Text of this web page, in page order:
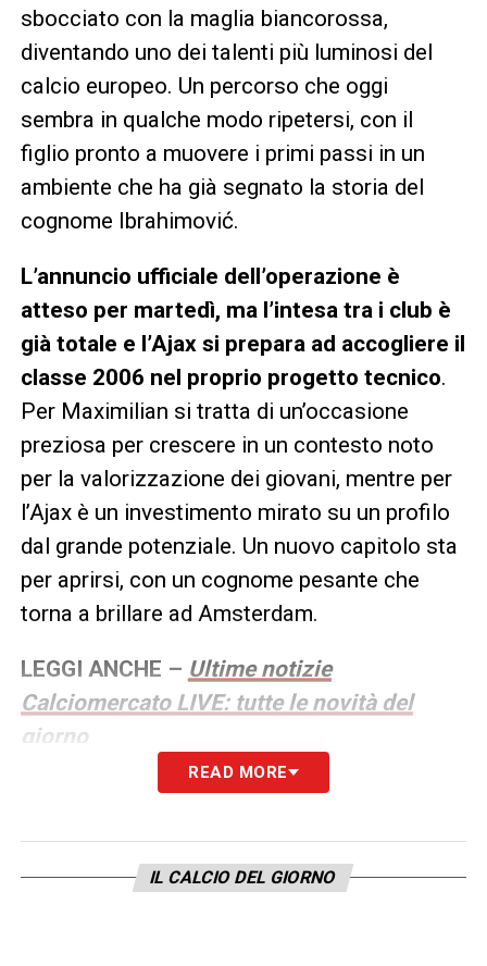
sbocciato con la maglia biancorossa,
diventando uno dei talenti più luminosi del
calcio europeo. Un percorso che oggi
sembra in qualche modo ripetersi, con il
figlio pronto a muovere i primi passi in un
ambiente che ha già segnato la storia del
cognome Ibrahimović.
L’annuncio ufficiale dell’operazione è
atteso per martedì, ma l’intesa tra i club è
già totale e l’Ajax si prepara ad accogliere il
classe 2006 nel proprio progetto tecnico.
Per Maximilian si tratta di un’occasione
preziosa per crescere in un contesto noto
per la valorizzazione dei giovani, mentre per
l’Ajax è un investimento mirato su un profilo
dal grande potenziale. Un nuovo capitolo sta
per aprirsi, con un cognome pesante che
torna a brillare ad Amsterdam.
LEGGI ANCHE – Ultime notizie
Calciomercato LIVE: tutte le novità del
giorno
READ MORE
IL CALCIO DEL GIORNO